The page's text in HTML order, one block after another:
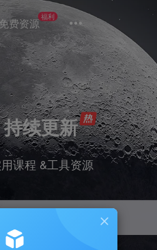
免费资源福利
续更新
课程 &工具资源